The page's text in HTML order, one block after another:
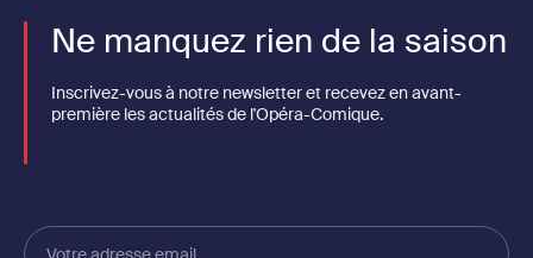
Ne manquez rien de la saison
Inscrivez-vous à notre newsletter et recevez en avant-
première les actualités de l'Opéra-Comique.
Votre
adresse